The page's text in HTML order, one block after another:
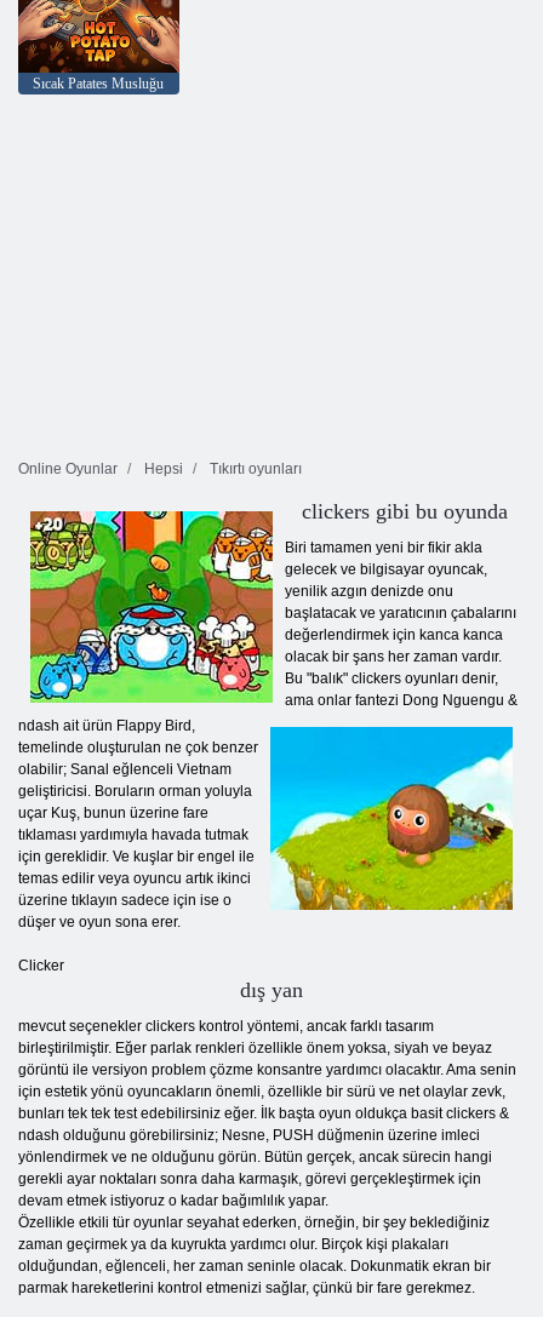
Sıcak Patates Musluğu
Online Oyunlar Hepsi Tıkırtı oyunları
clickers gibi bu oyunda
Biri tamamen yeni bir fikir akla
gelecek ve bilgisayar oyuncak,
yenilik azgın denizde onu
başlatacak ve yaratıcının çabalarını
değerlendirmek için kanca kanca
olacak bir şans her zaman vardır.
Bu "balık" clickers oyunları denir,
ama onlar fantezi Dong Nguengu &
ndash ait ürün Flappy Bird,
temelinde oluşturulan ne çok benzer
olabilir; Sanal eğlenceli Vietnam
geliştiricisi. Boruların orman yoluyla
uçar Kuş, bunun üzerine fare
tıklaması yardımıyla havada tutmak
için gereklidir. Ve kuşlar bir engel ile
temas edilir veya oyuncu artık ikinci
üzerine tıklayın sadece için ise o
düşer ve oyun sona erer.
Clicker
dış yan
mevcut seçenekler clickers kontrol yöntemi, ancak farklı tasarım
birleştirilmiştir. Eğer parlak renkleri özellikle önem yoksa, siyah ve beyaz
görüntü ile versiyon problem çözme konsantre yardımcı olacaktır. Ama senin
için estetik yönü oyuncakların önemli, özellikle bir sürü ve net olaylar zevk,
bunları tek tek test edebilirsiniz eğer. İlk başta oyun oldukça basit clickers &
ndash olduğunu görebilirsiniz; Nesne, PUSH düğmenin üzerine imleci
yönlendirmek ve ne olduğunu görün. Bütün gerçek, ancak sürecin hangi
gerekli ayar noktaları sonra daha karmaşık, görevi gerçekleştirmek için
devam etmek istiyoruz o kadar bağımlılık yapar.
Özellikle etkili tür oyunlar seyahat ederken, örneğin, bir şey beklediğiniz
zaman geçirmek ya da kuyrukta yardımcı olur. Birçok kişi plakaları
olduğundan, eğlenceli, her zaman seninle olacak. Dokunmatik ekran bir
parmak hareketlerini kontrol etmenizi sağlar, çünkü bir fare gerekmez.